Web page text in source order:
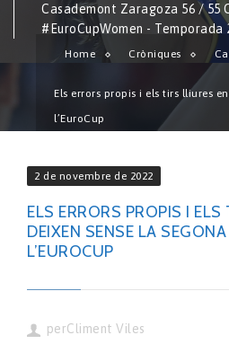
Casademont Zaragoza 56 / 55
#EuroCupWomen - Temporada
Home Cròniques
Els errors propis i els tirs lliures
l’EuroCup
2 de novembre de 2022
ELS ERRORS PROPIS I
DEIXEN SENSE LA
L’EUROCUP
perCliment Viles